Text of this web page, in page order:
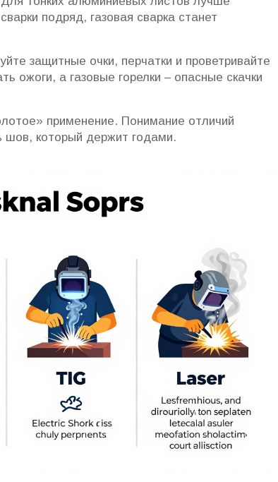
подряд, газовая сварка станет
защитные очки, перчатки и проветривайте
ожоги, а газовые горелки – опасные скачки
применение. Понимание отличий
шов, который держит годами.